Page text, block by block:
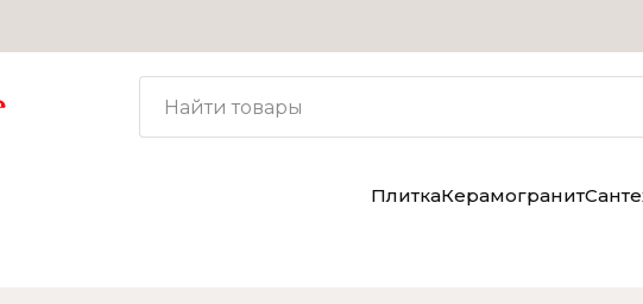
ПлиткаКерамогранит
Услуги
Бесплатная доставка
Грузчики